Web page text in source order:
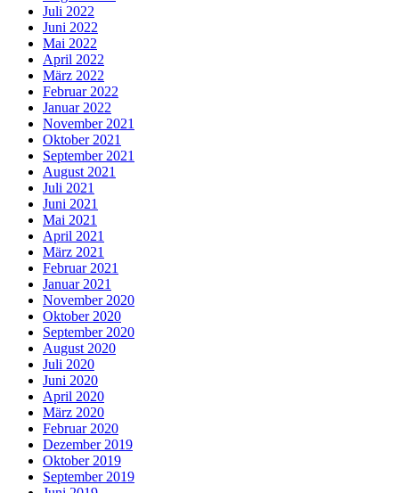
Juli 2022
Juni 2022
Mai 2022
April 2022
März 2022
Februar 2022
Januar 2022
November 2021
Oktober 2021
September 2021
August 2021
Juli 2021
Juni 2021
Mai 2021
April 2021
März 2021
Februar 2021
Januar 2021
November 2020
Oktober 2020
September 2020
August 2020
Juli 2020
Juni 2020
April 2020
März 2020
Februar 2020
Dezember 2019
Oktober 2019
September 2019